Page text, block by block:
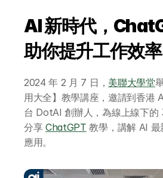
AI 新時代，
助你提升工作效率
2024 年 2 月 7 日， 美聯大學堂
用大全】教學講座，邀請到香港
台 DotAI 創辦人，為線上線下的
分享 ChatGPT 教學，講解 AI
應用。